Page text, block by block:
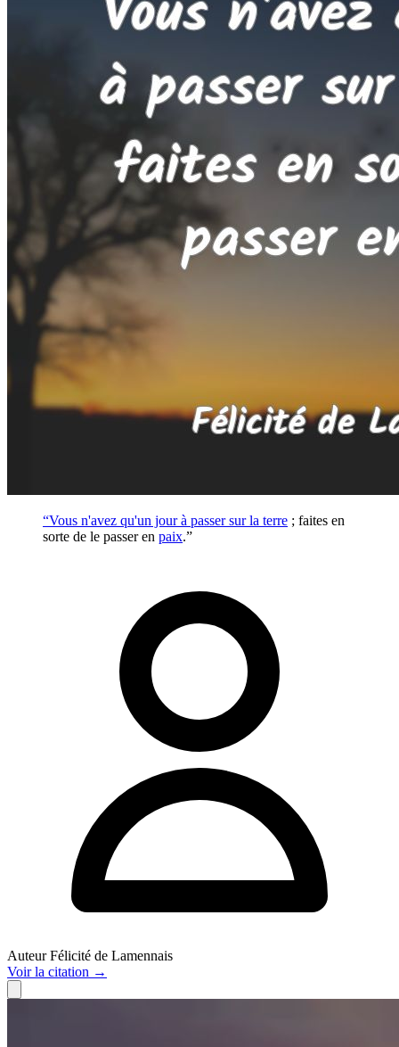
“Vous n'avez qu'un jour à passer sur la terre ; faites en
sorte de le passer en paix.”
Auteur Félicité de Lamennais
Voirla citation →